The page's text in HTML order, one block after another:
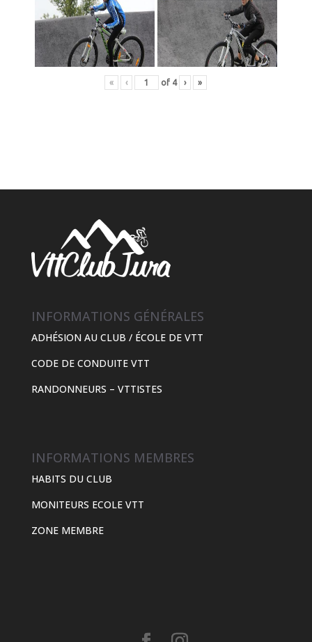
« ‹ of 4 › »
INFORMATIONS GÉNÉRALES
ADHÉSION AU CLUB / ÉCOLE DE VTT
CODE DE CONDUITE VTT
RANDONNEURS – VTTISTES
INFORMATIONS MEMBRES
HABITS DU CLUB
MONITEURS ECOLE VTT
ZONE MEMBRE